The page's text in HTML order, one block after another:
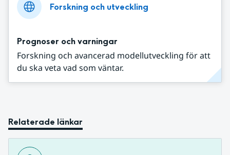
Forskning och utveckling
Prognoser och varningar
Forskning och avancerad modellutveckling för att
du ska veta vad som väntar.
Relaterade länkar